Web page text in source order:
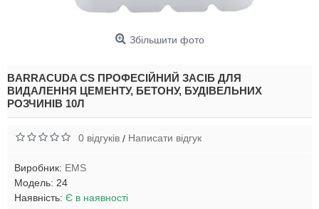
Збільшити фото
BARRACUDA CS ПРОФЕСІЙНИЙ ЗАСІБ ДЛЯ
ВИДАЛЕННЯ ЦЕМЕНТУ, БЕТОНУ, БУДІВЕЛЬНИХ
РОЗЧИНІВ 10Л
0 відгуків / Написати відгук
Виробник: EMS
Модель: 24
Наявність: Є в наявності